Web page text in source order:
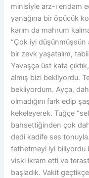
minisiyle arz-ı endam
yanağına bir öpücük
karım da mahrum
“Çok iyi düşünmüşsün
bir zevk yaşatalım,
Yavaşça üst kata
almış bizi bekliyordu.
bekliyordum. Ayça,
olmadığını fark edip
kekeleyerek. Tuğçe
bahsettiğinden çok
dedi kadife ses
fethetmeyi iyi biliyordu
viski ikram etti ve
başladık. Vakit